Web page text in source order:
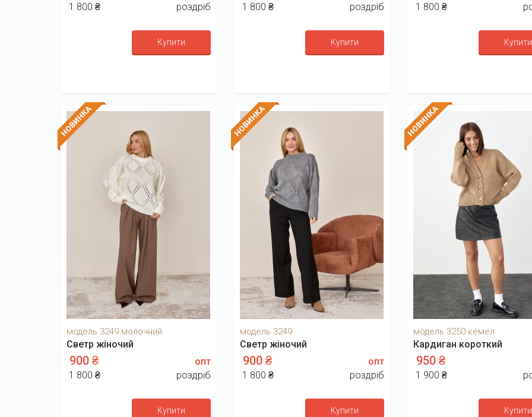
1 800 ₴
роздріб
Купити
1 800 ₴
роздріб
Купити
1 800 ₴
Купити
модель 3249 молочний
Светр жіночий
900 ₴
опт
1 800 ₴
роздріб
Купити
модель 3249
Светр жіночий
900 ₴
опт
1 800 ₴
роздріб
Купити
модель 3250 кемел
Кардиган короткий
950 ₴
1 900 ₴
Купити